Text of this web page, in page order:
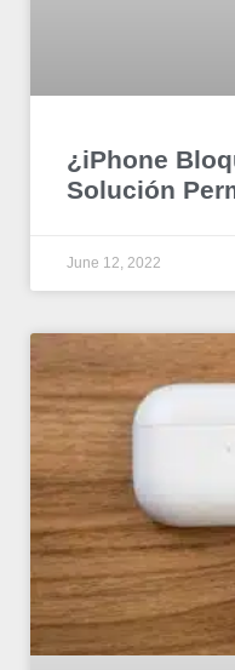
¿iPhone
Solución
June 12, 2022